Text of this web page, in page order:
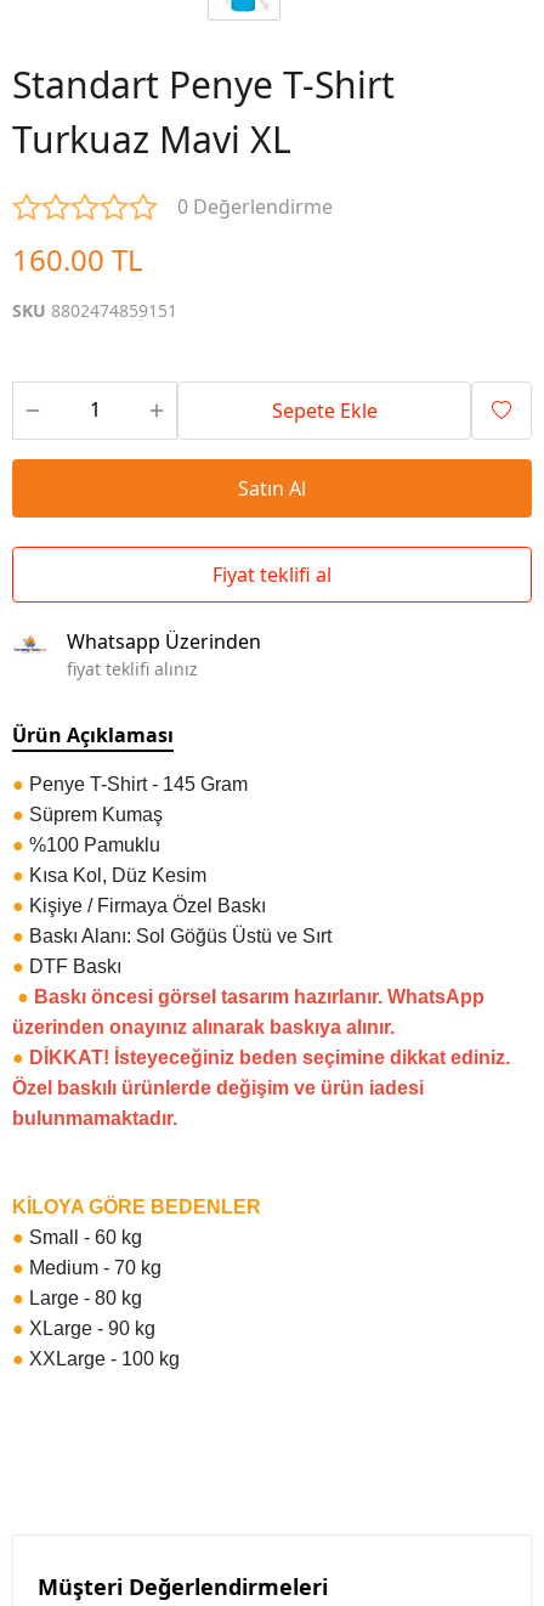
Standart Penye T-Shirt
Turkuaz Mavi XL
0 Değerlendirme
160.00 TL
SKU 8802474859151
Sepete Ekle
Satın Al
Fiyat teklifi al
Whatsapp Üzerinden
fiyat teklifi alınız
Ürün Açıklaması
● Penye T-Shirt - 145 Gram
● Süprem Kumaş
● %100 Pamuklu
● Kısa Kol, Düz Kesim
● Kişiye / Firmaya Özel Baskı
● Baskı Alanı: Sol Göğüs Üstü ve Sırt
● DTF Baskı
● Baskı öncesi görsel tasarım hazırlanır. WhatsApp
üzerinden onayınız alınarak baskıya alınır.
● DİKKAT! İsteyeceğiniz beden seçimine dikkat ediniz.
Özel baskılı ürünlerde değişim ve ürün iadesi
bulunmamaktadır.
KİLOYA GÖRE BEDENLER
● Small - 60 kg
● Medium - 70 kg
● Large - 80 kg
● XLarge - 90 kg
● XXLarge - 100 kg
Müşteri Değerlendirmeleri